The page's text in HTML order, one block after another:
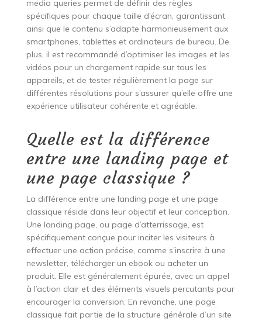
media queries permet de définir des règles
spécifiques pour chaque taille d’écran, garantissant
ainsi que le contenu s’adapte harmonieusement aux
smartphones, tablettes et ordinateurs de bureau. De
plus, il est recommandé d’optimiser les images et les
vidéos pour un chargement rapide sur tous les
appareils, et de tester régulièrement la page sur
différentes résolutions pour s’assurer qu’elle offre une
expérience utilisateur cohérente et agréable.
Quelle est la différence
entre une landing page et
une page classique ?
La différence entre une landing page et une page
classique réside dans leur objectif et leur conception.
Une landing page, ou page d’atterrissage, est
spécifiquement conçue pour inciter les visiteurs à
effectuer une action précise, comme s’inscrire à une
newsletter, télécharger un ebook ou acheter un
produit. Elle est généralement épurée, avec un appel
à l’action clair et des éléments visuels percutants pour
encourager la conversion. En revanche, une page
classique fait partie de la structure générale d’un site